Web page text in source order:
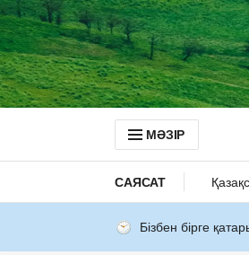
МӘЗІР
САЯСАТ
Бізбен бірге